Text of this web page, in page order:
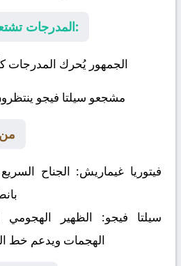
المدرجات تشتعل قبل بدء المواجهة:
الجمهور يُحرك المدرجات
مشجعو سيلتا فيجو
من
فيتوريا غيماريش: الجناح
سيلتا فيجو: الظهير
الهجمات ويدعم خط